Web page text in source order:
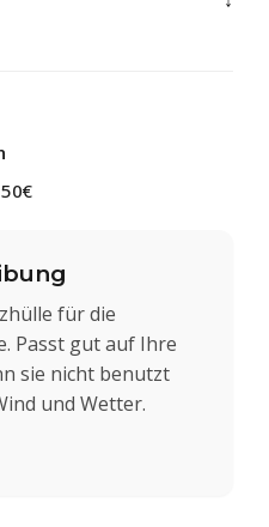
für die
Passt gut auf Ihre
sie nicht benutzt
und Wetter.